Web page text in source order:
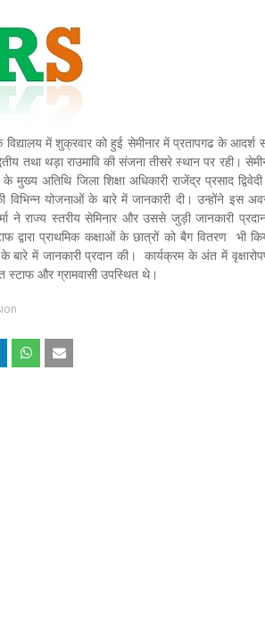
में शुक्रवार को हुई सेमीनार में प्रतापगढ के आदर्श
तथा थड़ा राउमावि की संजना तीसरे स्थान पर रही।
जिला शिक्षा अधिकारी राजेंद्र प्रसाद द्विवेदी
योजनाओं के बारे में जानकारी दी। उन्होंने इस
ने राज्य स्तरीय सेमिनार और उससे जुड़ी जानकारी
द्वारा प्राथमिक कक्षाओं के छात्रों को बैग वितरण भी
बारे में जानकारी प्रदान की। कार्यक्रम के अंत में
स्टाफ और ग्रामवासी उपस्थित थे।